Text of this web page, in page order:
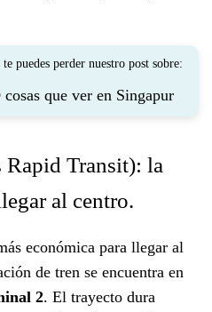
puedes perder nuestro post sobre:
cosas que ver en Singapur
Rapid Transit): la
al centro.
económica para llegar al
de tren se encuentra en
2. El trayecto dura